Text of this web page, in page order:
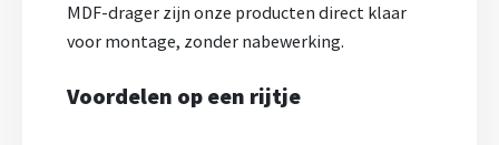
MDF-drager zijn onze producten direct klaar
voor montage, zonder nabewerking.
Voordelen op een rijtje